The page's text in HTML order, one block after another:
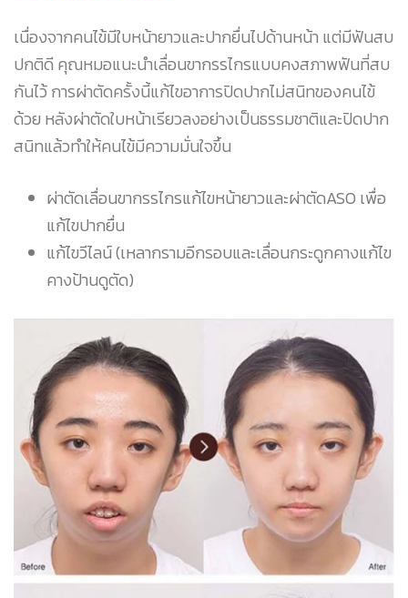
เนื่องจากคนไข้มีใบหน้ายาวและปากยื่นไปด้านหน้า แต่มีฟันสบ
ปกติดี คุณหมอแนะนำเลื่อนขากรรไกรแบบคงสภาพฟันที่สบ
กันไว้ การผ่าตัดครั้งนี้แก้ไขอาการปิดปากไม่สนิทของคนไข้
ด้วย หลังผ่าตัดใบหน้าเรียวลงอย่างเป็นธรรมชาติและปิดปาก
สนิทแล้วทำให้คนไข้มีความมั่นใจขึ้น
ผ่าตัดเลื่อนขากรรไกรแก้ไขหน้ายาวและผ่าตัดASO เพื่อ
แก้ไขปากยื่น
แก้ไขวีไลน์ (เหลากรามอีกรอบและเลื่อนกระดูกคางแก้ไข
คางป้านดูตัด)